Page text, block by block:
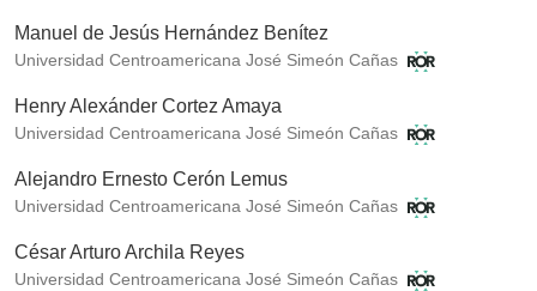
Manuel de Jesús Hernández Benítez
Universidad Centroamericana José Simeón Cañas
Henry Alexánder Cortez Amaya
Universidad Centroamericana José Simeón Cañas
Alejandro Ernesto Cerón Lemus
Universidad Centroamericana José Simeón Cañas
César Arturo Archila Reyes
Universidad Centroamericana José Simeón Cañas